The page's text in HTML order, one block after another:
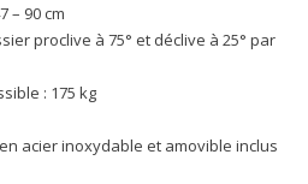
– 90 cm
proclive à 75° et déclive à 25° par
: 175 kg
acier inoxydable et amovible inclus